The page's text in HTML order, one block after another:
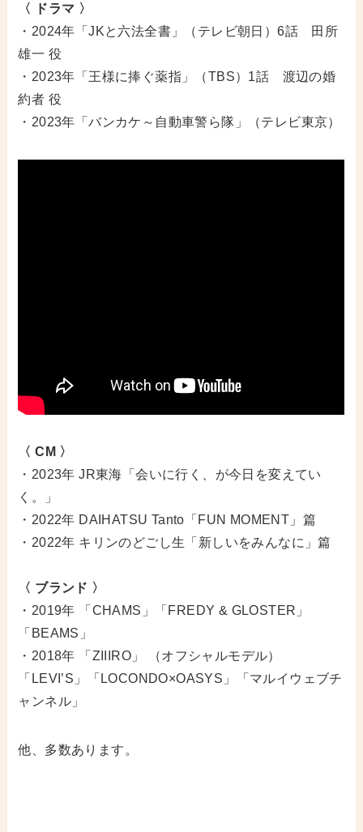
〈 ドラマ 〉
・2024年「JKと六法全書」（テレビ朝日）6話 田所
雄一 役
・2023年「王様に捧ぐ薬指」（TBS）1話 渡辺の婚
約者 役
・2023年「バンカケ～自動車警ら隊」（テレビ東京）
〈 CM 〉
・2023年 JR東海「会いに行く、が今日を変えてい
く。」
・2022年 DAIHATSU Tanto「FUN MOMENT」篇
・2022年 キリンのどごし生「新しいをみんなに」篇
〈 ブランド 〉
・2019年 「CHAMS」「FREDY & GLOSTER」
「BEAMS」
・2018年 「ZIIIRO」 （オフシャルモデル）
「LEVI’S」「LOCONDO×OASYS」「マルイウェブチ
ャンネル」
他、多数あります。